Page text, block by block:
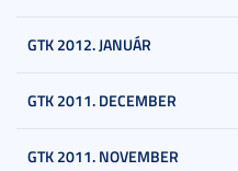
GTK 2012. JANUÁR
GTK 2011. DECEMBER
GTK 2011. NOVEMBER